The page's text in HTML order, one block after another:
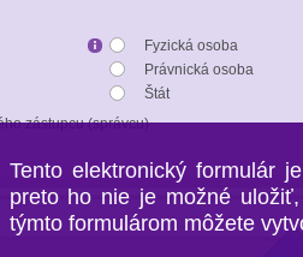
Fyzická osoba
Právnická osoba
Štát
zástupcu (správcu)
Tento elektronický formulár
preto ho nie je možné
týmto formulárom môžete